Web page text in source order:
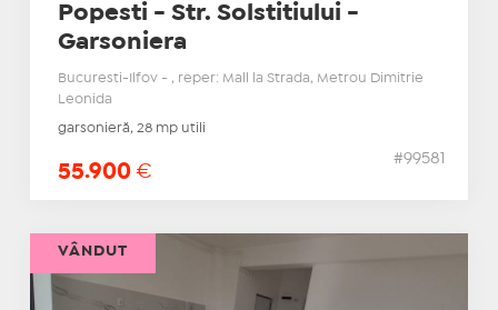
Popesti - Str. Solstitiului -
Garsoniera
Bucuresti-Ilfov - , reper: Mall la Strada, Metrou Dimitrie
Leonida
garsonieră, 28 mp utili
55.900 €
#99581
VÂNDUT